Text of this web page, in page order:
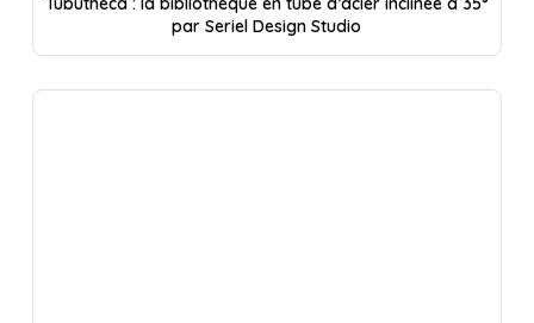
par Seriel Design Studio